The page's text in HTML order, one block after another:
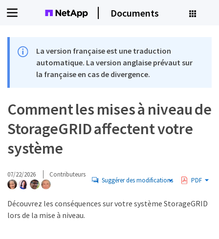
Documents
La version française est une traduction
automatique. La version anglaise prévaut sur
la française en cas de divergence.
Comment les mises à niveau de
StorageGRID affectent votre
système
07/22/2026 Contributeurs
Suggérer des modifications PDF
Découvrez les conséquences sur votre système StorageGRID
lors de la mise à niveau.